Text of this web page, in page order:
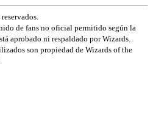
de fans no oficial permitido según la
aprobado ni respaldado por Wizards.
son propiedad de Wizards of the